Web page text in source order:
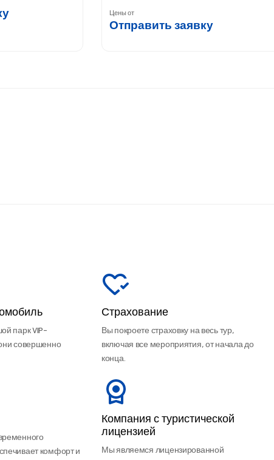
Цены от
Отправить заявку
парк VIP-
совершенно
Страхование
Вы покроете страховку на весь тур,
включая все мероприятия, от начала до
конца.
комфорт и
Компания с туристической
лицензией
Мы являемся лицензированной